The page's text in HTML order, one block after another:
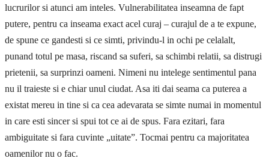
lucrurilor si atunci am inteles. Vulnerabilitatea inseamna de fapt
putere, pentru ca inseama exact acel curaj – curajul de a te expune,
de spune ce gandesti si ce simti, privindu-l in ochi pe celalalt,
punand totul pe masa, riscand sa suferi, sa schimbi relatii, sa distrugi
prietenii, sa surprinzi oameni. Nimeni nu intelege sentimentul pana
nu il traieste si e chiar unul ciudat. Asa iti dai seama ca puterea a
existat mereu in tine si ca cea adevarata se simte numai in momentul
in care esti sincer si spui tot ce ai de spus. Fara ezitari, fara
ambiguitate si fara cuvinte „uitate”. Tocmai pentru ca majoritatea
oamenilor nu o fac.